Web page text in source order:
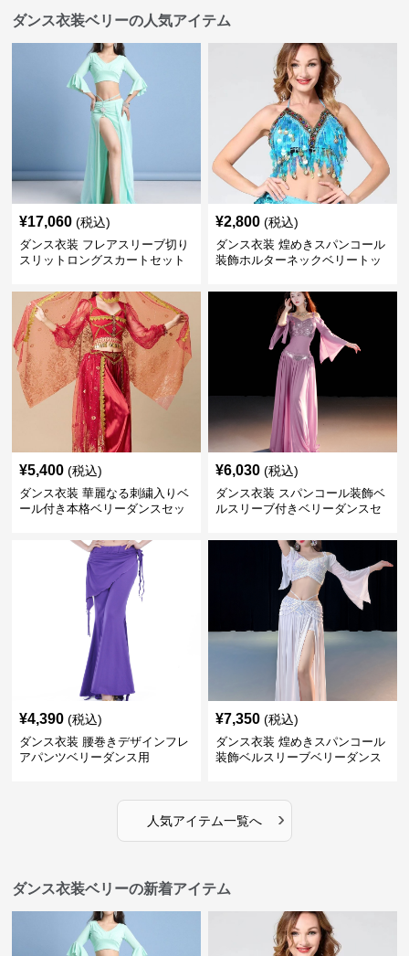
ダンス衣装ベリーの人気アイテム
¥17,060 (税込)
ダンス衣装 フレアスリーブ切り
スリットロングスカートセット
¥2,800 (税込)
ダンス衣装 煌めきスパンコール
装飾ホルターネックベリートッ
¥5,400 (税込)
ダンス衣装 華麗なる刺繍入りベ
ール付き本格ベリーダンスセッ
¥6,030 (税込)
ダンス衣装 スパンコール装飾ベ
ルスリーブ付きベリーダンスセ
¥4,390 (税込)
ダンス衣装 腰巻きデザインフレ
アパンツベリーダンス用
¥7,350 (税込)
ダンス衣装 煌めきスパンコール
装飾ベルスリーブベリーダンス
人気アイテム一覧へ ›
ダンス衣装ベリーの新着アイテム